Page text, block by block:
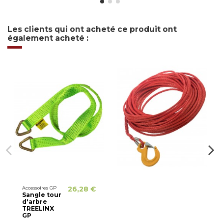
Les clients qui ont acheté ce produit ont
également acheté :
Accessoires GP
Sangle tour
d'arbre
TREELINX
GP
26,28 €